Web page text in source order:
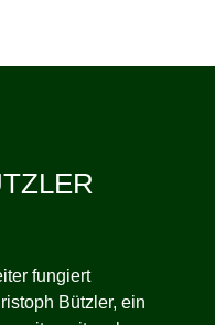
fungiert
Bützler, ein